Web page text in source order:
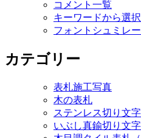
コメント一覧
キーワードから選択
フォントシュミレ
カテゴリー
表札施工写真
木の表札
ステンレス切り文
いぶし真鍮切り文